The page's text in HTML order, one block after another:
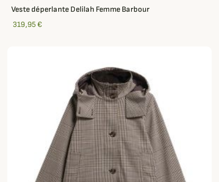
Veste déperlante Delilah Femme Barbour
319,95 €